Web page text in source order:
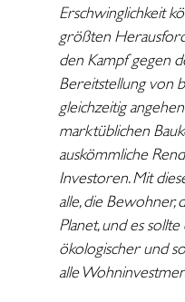
Erschwinglichkeit
größten
den Kampf gegen
Bereitstellung von
gleichzeitig
marktüblichen
auskömmliche
Investoren. Mit
alle, die
Planet, und es
ökologischer und
alle